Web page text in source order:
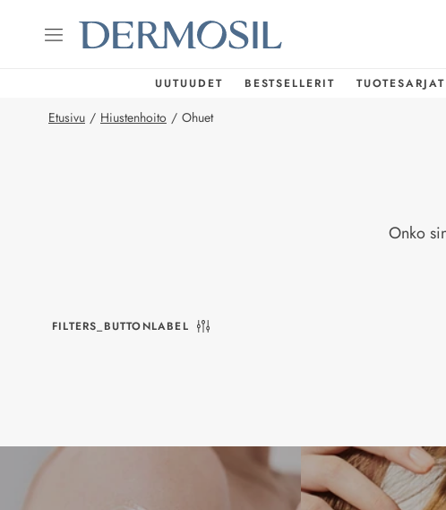
UUTUUDET BESTSELLERIT TUOTESARJAT
Etusivu / Hiustenhoito / Ohuet
Onko
FILTERS_BUTTONLABEL